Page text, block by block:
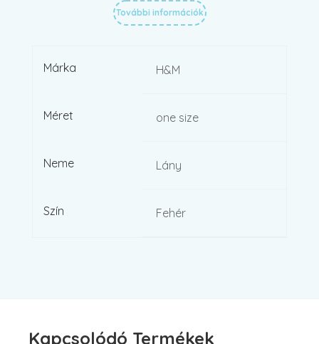
További információk
Márka H&M
Méret one size
Neme Lány
Szín Fehér
Kapcsolódó Termékek